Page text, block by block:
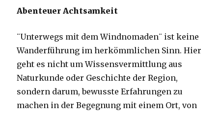
Abenteuer Achtsamkeit
¨Unterwegs mit dem Windnomaden¨ ist keine
Wanderführung im herkömmlichen Sinn. Hier
geht es nicht um Wissensvermittlung aus
Naturkunde oder Geschichte der Region,
sondern darum, bewusste Erfahrungen zu
machen in der Begegnung mit einem Ort, von